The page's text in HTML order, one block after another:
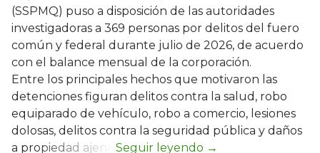
(SSPMQ) puso a disposición de las autoridades
investigadoras a 369 personas por delitos del fuero
común y federal durante julio de 2026, de acuerdo
con el balance mensual de la corporación.
Entre los principales hechos que motivaron las
detenciones figuran delitos contra la salud, robo
equiparado de vehículo, robo a comercio, lesiones
dolosas, delitos contra la seguridad pública y daños
a propiedad ajena.